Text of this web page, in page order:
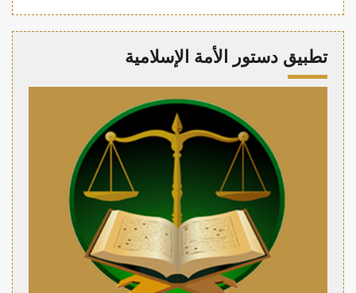
تطبيق دستور الأمة الإسلامية